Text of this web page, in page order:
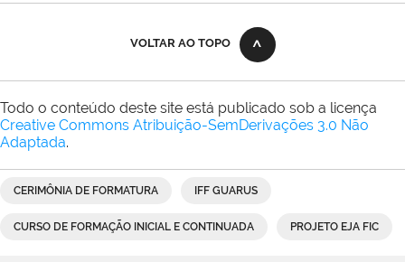
VOLTAR AO TOPO
Todo o conteúdo deste site está publicado sob a licença
Creative Commons Atribuição-SemDerivações 3.0 Não
Adaptada.
CERIMÔNIA DE FORMATURA IFF GUARUS
CURSO DE FORMAÇÃO INICIAL E CONTINUADA PROJETO EJA FIC